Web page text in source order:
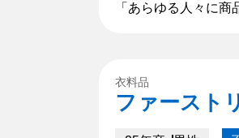
「あらゆる人々に
衣料品
ファースト